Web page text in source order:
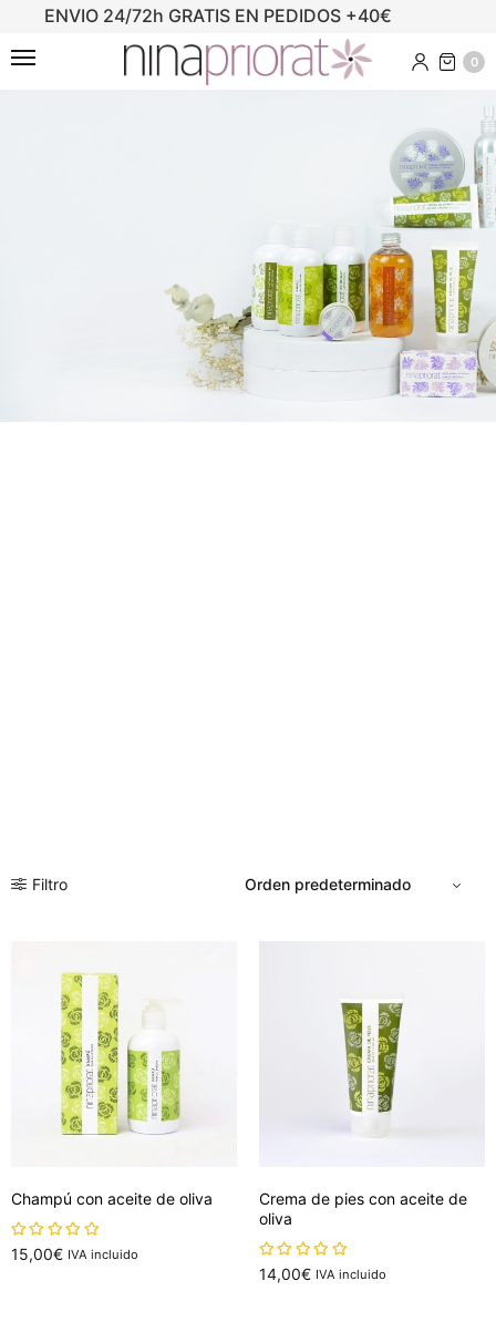
ENVIO 24/72h GRATIS EN PEDIDOS +40€
0
Filtro
Champú con aceite de oliva
sobre 5
15,00€ IVA incluido
Crema de pies con aceite de
oliva
sobre 5
14,00€ IVA incluido